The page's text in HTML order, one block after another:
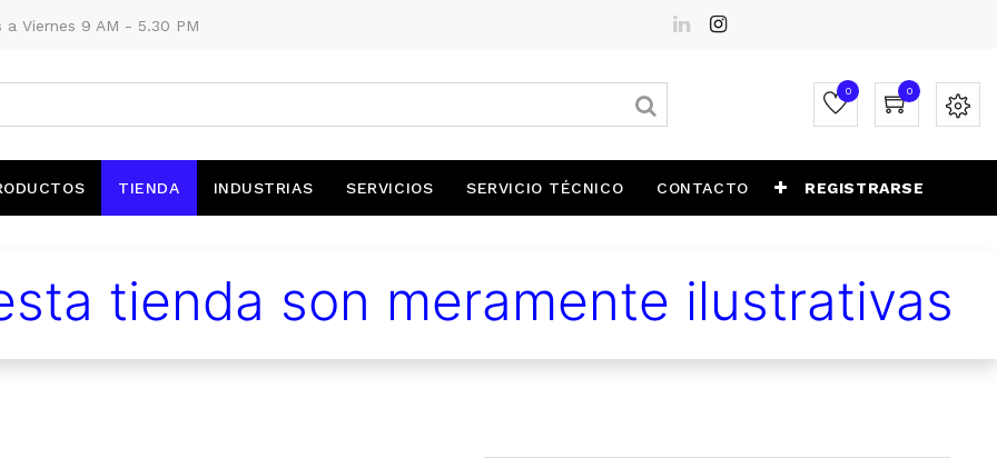
a Viernes 9 AM - 5.30 PM
0 0
TIENDA INDUSTRIAS SERVICIOS SERVICIO TÉCNICO CONTACTO REGISTRARSE
tienda son meramente ilustrativas